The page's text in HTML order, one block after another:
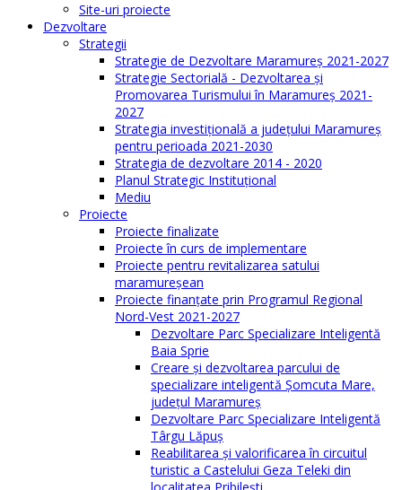
Site-uri proiecte
Dezvoltare
Strategii
Strategie de Dezvoltare Maramureș 2021-2027
Strategie Sectorială - Dezvoltarea și
Promovarea Turismului în Maramureș 2021-
2027
Strategia investiţională a județului Maramureș
pentru perioada 2021-2030
Strategia de dezvoltare 2014 - 2020
Planul Strategic Instituţional
Mediu
Proiecte
Proiecte finalizate
Proiecte în curs de implementare
Proiecte pentru revitalizarea satului
maramureşean
Proiecte finanțate prin Programul Regional
Nord-Vest 2021-2027
Dezvoltare Parc Specializare Inteligentă
Baia Sprie
Creare și dezvoltarea parcului de
specializare inteligentă Șomcuta Mare,
județul Maramureș
Dezvoltare Parc Specializare Inteligentă
Târgu Lăpuș
Reabilitarea și valorificarea în circuitul
turistic a Castelului Geza Teleki din